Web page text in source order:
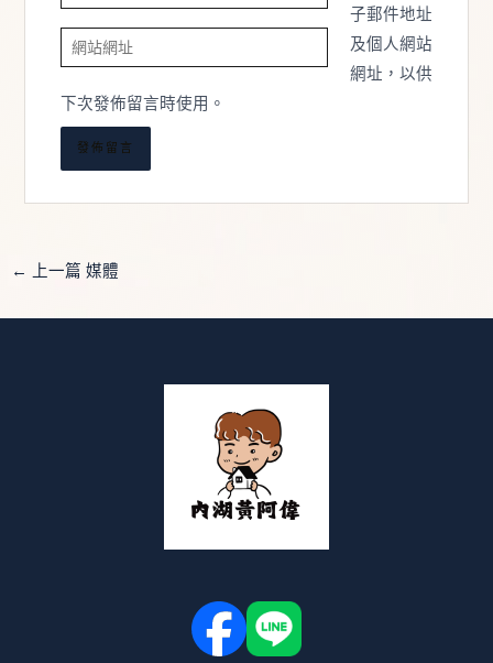
子
郵
件
地
址
網
站
網
址
子郵件地址
及個人網站
網址，以供
下次發佈留言時使用。
← 上一篇 媒體